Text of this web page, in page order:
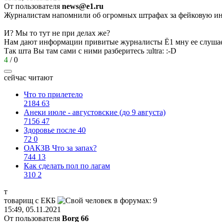
От пользователя news@e1.ru
Журналистам напомнили об огромных штрафах за фейковую
И? Мы то тут не при делах же?
Нам дают информации привитые журналисты Ё1 мну ее
Так шта Вы там сами с ними разберитесь :ultra: :-D
4 /0
сейчас читают
Что то прилетело
2184 63
Анеки июле - августовские (до 9 августа)
7156 47
Здоровье после 40
72 0
ОАКЗВ Что за запах?
744 13
Как сделать пол по лагам
310 2
т
товарищ с ЕКБ
15:49, 05.11.2021
От пользователя Borg 66